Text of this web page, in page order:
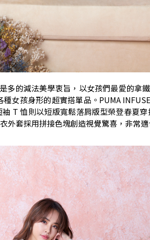
多的減法美學衷旨，以女孩們最愛的拿
女孩身形的超實搭單品。PUMA
T 恤則以短版寬鬆落肩版型榮登春夏
外套採用拼接色塊創造視覺驚喜，非常